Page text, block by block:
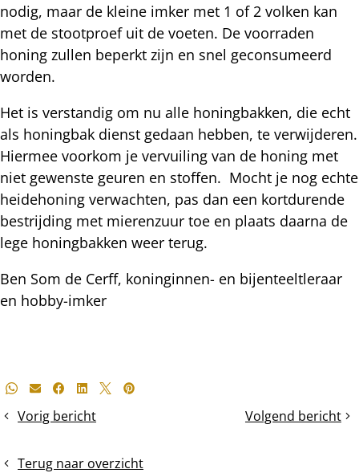
nodig, maar de kleine imker met 1 of 2 volken kan
met de stootproef uit de voeten. De voorraden
honing zullen beperkt zijn en snel geconsumeerd
worden.
Het is verstandig om nu alle honingbakken, die echt
als honingbak dienst gedaan hebben, te verwijderen.
Hiermee voorkom je vervuiling van de honing met
niet gewenste geuren en stoffen. Mocht je nog echte
heidehoning verwachten, pas dan een kortdurende
bestrijding met mierenzuur toe en plaats daarna de
lege honingbakken weer terug.
Ben Som de Cerff, koninginnen- en bijenteeltleraar
en hobby-imker
Deel
bericht
Whatsapp
E-mailFacebook
LinkedIn
X Pinterest
Vorig bericht
zomeroogst
Volgend bericht
Struikheide
Terug naar overzicht